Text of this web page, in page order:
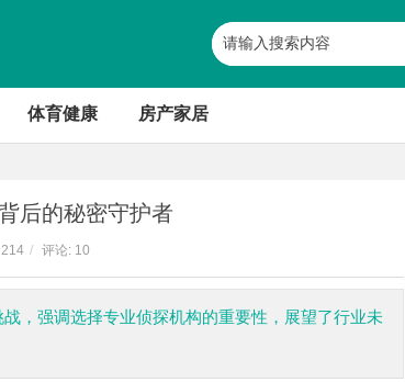
体育健康 房产家居
后的秘密守护者
214 / 评论: 10
，强调选择专业侦探机构的重要性，展望了行业未